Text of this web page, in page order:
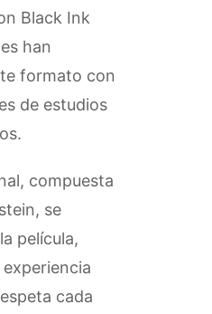
Black Ink
han
formato con
de estudios
compuesta
se
película,
cada